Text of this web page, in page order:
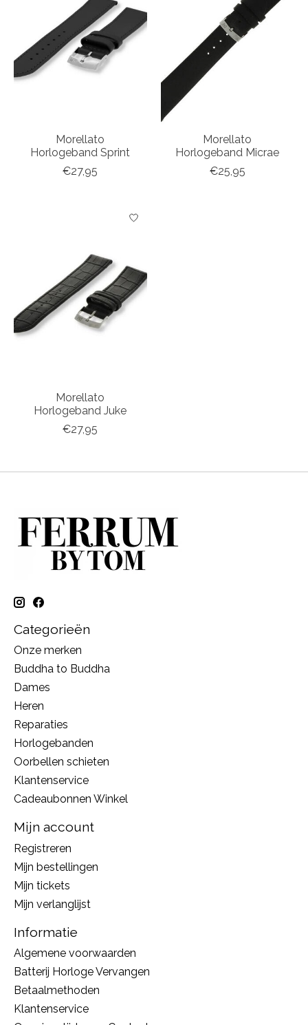
Morellato
Horlogeband Sprint
€27,95
Morellato
Horlogeband Micrae
€25,95
Morellato
Horlogeband Juke
€27,95
Categorieën
Onze merken
Buddha to Buddha
Dames
Heren
Reparaties
Horlogebanden
Oorbellen schieten
Klantenservice
Cadeaubonnen Winkel
Mijn account
Registreren
Mijn bestellingen
Mijn tickets
Mijn verlanglijst
Informatie
Algemene voorwaarden
Batterij Horloge Vervangen
Betaalmethoden
Klantenservice